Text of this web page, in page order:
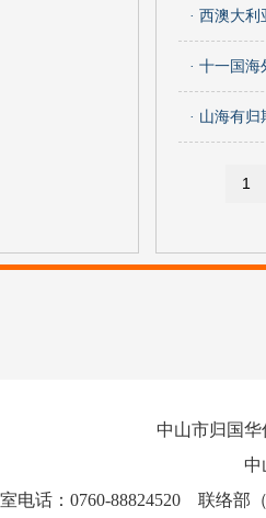
· 西澳大
· 十一国
· 山海有
1
中山市归国
中
电话：0760-88824520 联络部